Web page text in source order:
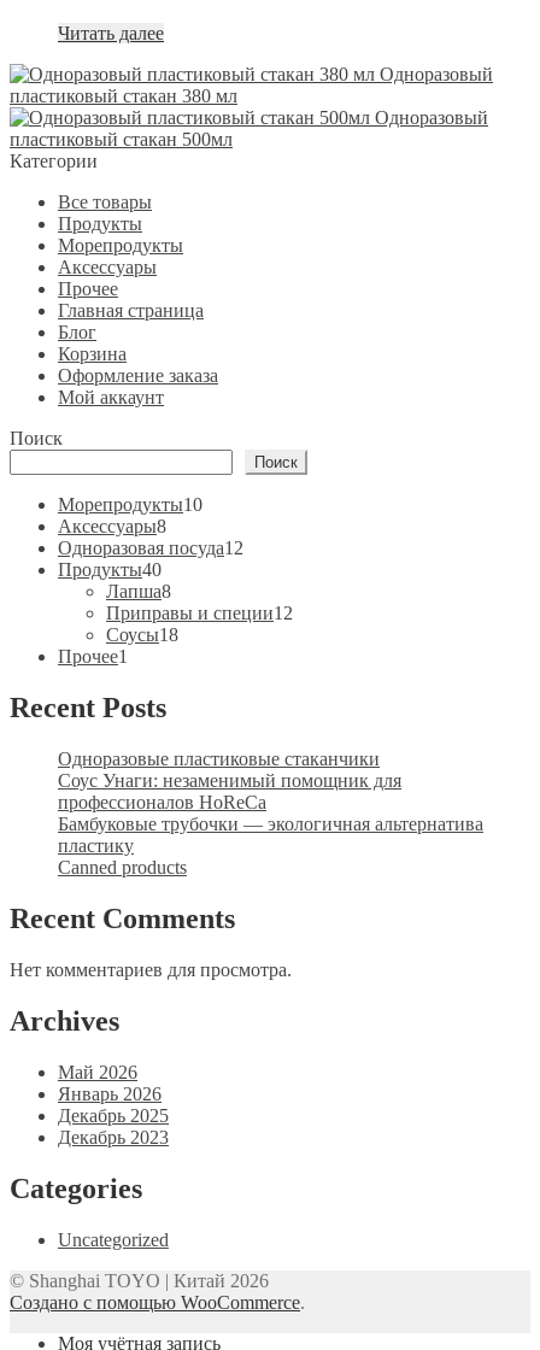
Читать далее
Одноразовый
пластиковый стакан 380 мл
Одноразовый
пластиковый стакан 500мл
Категории
Все товары
Продукты
Морепродукты
Аксессуары
Прочее
Главная страница
Блог
Корзина
Оформление заказа
Мой аккаунт
Поиск
Поиск
Морепродукты1010
Аксессуары88
товаров
Одноразовая посуда12
Продукты4040
товаров
Лапша88
товаров
Приправы и специи12
Соусы1818
Прочее1
Recent Posts
Одноразовые пластиковые стаканчики
Соус Унаги: незаменимый помощник для
профессионалов HoReCa
Бамбуковые трубочки — экологичная альтернатива
пластику
Canned products
Recent Comments
Нет комментариев для просмотра.
Archives
Май 2026
Январь 2026
Декабрь 2025
Декабрь 2023
Categories
Uncategorized
© Shanghai TOYO | Китай 2026
Создано с помощью WooCommerce.
Моя учётная запись